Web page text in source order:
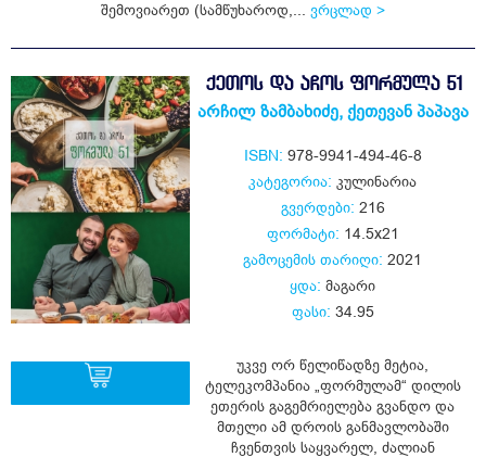
შემოვიარეთ (სამწუხაროდ,... ვრცლად >
ᲥᲔᲗᲝᲡ ᲓᲐ ᲐᲩᲝᲡ ᲤᲝᲠᲛᲣᲚᲐ 51
არჩილ ზამბახიძე, ქეთევან პაპავა
ISBN: 978-9941-494-46-8
კატეგორია: კულინარია
გვერდები: 216
ფორმატი: 14.5x21
გამოცემის თარიღი: 2021
ყდა: მაგარი
ფასი: 34.95
უკვე ორ წელიწადზე მეტია,
ტელეკომპანია „ფორმულამ“ დილის
ეთერის გაგემრიელება გვანდო და
მთელი ამ დროის განმავლობაში
ჩვენთვის საყვარელ, ძალიან